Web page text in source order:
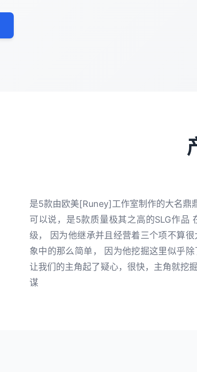
是5款由欧美[Runey]工作室制作的大名鼎
可以说，是5款质量极其之高的SLG作品
级， 因为他继承并且经营着三个项不算
象中的那么简单， 因为他挖掘这里似乎
让我们的主角起了疑心，很快，主角就挖
谋